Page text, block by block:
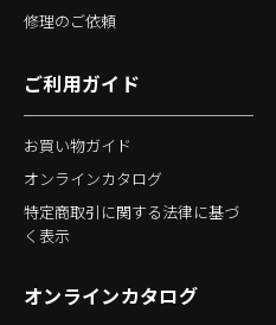
修理のご依頼
ご利用ガイド
お買い物ガイド
オンラインカタログ
特定商取引に関する法律に基づ
く表示
オンラインカタログ